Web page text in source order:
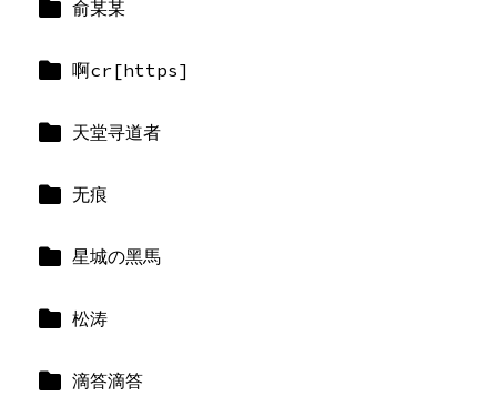
俞某某
啊cr[https]
天堂寻道者
无痕
星城の黑馬
松涛
滴答滴答